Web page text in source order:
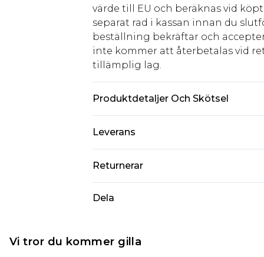
värde till EU och beräknas vid
separat rad i kassan innan du
beställning bekräftar och
inte kommer att återbetalas vid
tillämplig lag.
Produktdetaljer Och Skötsel
Leverans
Standardleverans Sverige
Expressleverans Sverige
Returnerar
piercade smycken,
Dela
Vi tror du kommer gilla